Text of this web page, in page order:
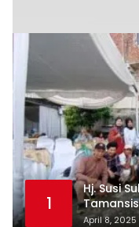
1
Hj. Susi
Halal
April 8, 2025